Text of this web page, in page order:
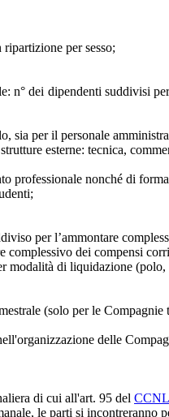
per sesso;
dei dipendenti suddivisi
sia per il personale
esterne: tecnica,
professionale nonché di
per l’ammontare
dei compensi
modalità di liquidazione
(solo per le
delle
di cui all'art. 95 del CCNL
le parti si incontreranno